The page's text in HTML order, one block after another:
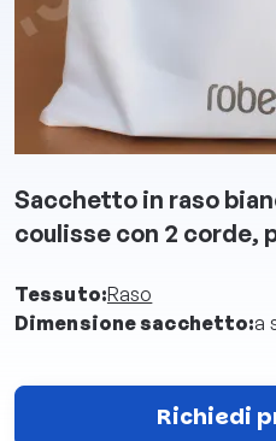
Sacchetto in raso
coulisse con 2 corde,
Tessuto:Raso
Dimensione sacchetto:a
Richiedi